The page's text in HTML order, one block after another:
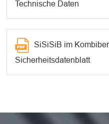
Technische Daten
SiSiSiB im
Sicherheitsdatenblatt